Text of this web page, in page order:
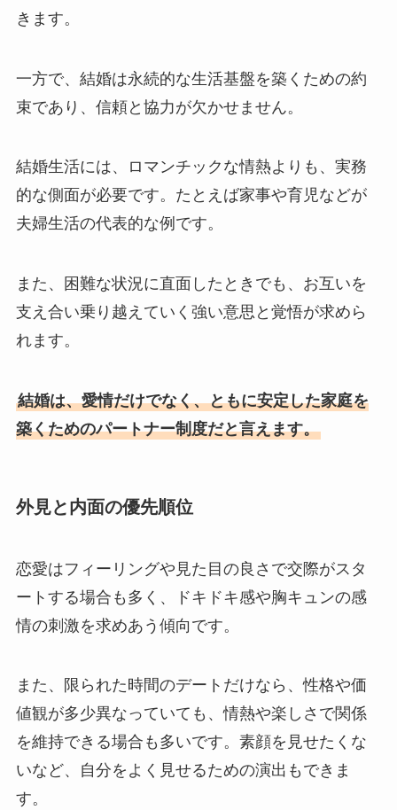
きます。
一方で、結婚は永続的な生活基盤を築くための約
束であり、信頼と協力が欠かせません。
結婚生活には、ロマンチックな情熱よりも、実務
的な側面が必要です。たとえば家事や育児などが
夫婦生活の代表的な例です。
また、困難な状況に直面したときでも、お互いを
支え合い乗り越えていく強い意思と覚悟が求めら
れます。
結婚は、愛情だけでなく、ともに安定した家庭を
築くためのパートナー制度だと言えます。
外見と内面の優先順位
恋愛はフィーリングや見た目の良さで交際がスタ
ートする場合も多く、ドキドキ感や胸キュンの感
情の刺激を求めあう傾向です。
また、限られた時間のデートだけなら、性格や価
値観が多少異なっていても、情熱や楽しさで関係
を維持できる場合も多いです。素顔を見せたくな
いなど、自分をよく見せるための演出もできま
す。